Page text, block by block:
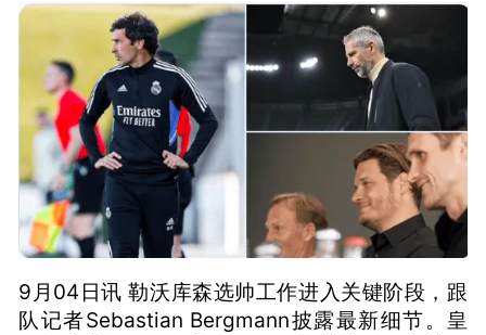
9月04日讯 勒沃库森选帅工作进入关键阶段，跟
队记者Sebastian Bergmann披露最新细节。皇